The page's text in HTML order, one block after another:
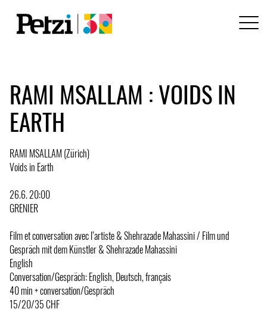
RAMI MSALLAM : VOIDS IN
EARTH
RAMI MSALLAM (Zürich)
Voids in Earth
26.6. 20:00
GRENIER
Film et conversation avec l’artiste & Shehrazade Mahassini / Film und
Gespräch mit dem Künstler & Shehrazade Mahassini
English
Conversation/Gespräch: English, Deutsch, français
40 min + conversation/Gespräch
15/20/35 CHF